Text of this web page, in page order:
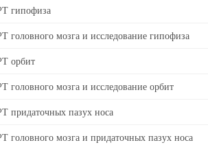
гипофиза
головного мозга и исследование гипофиза
орбит
головного мозга и исследование орбит
придаточных пазух носа
головного мозга и придаточных пазух носа